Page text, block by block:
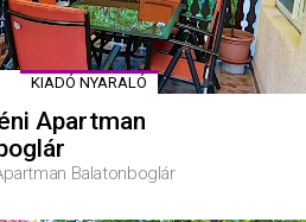
KIADÓ NYARALÓ
Apartman
Balatonboglár